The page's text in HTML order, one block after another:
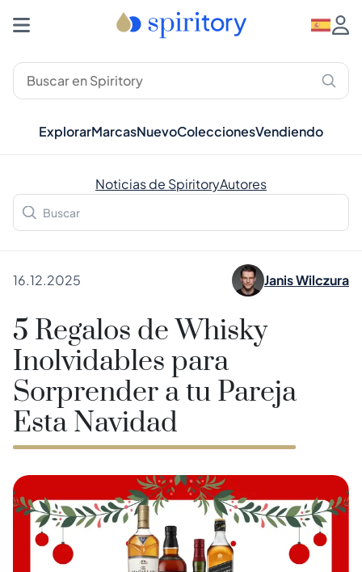
ExplorarMarcasNuevoColeccionesVendiendo
Noticias de SpiritoryAutores
16.12.2025 Janis Wilczura
5 Regalos de Whisky
Inolvidables para
Sorprender a tu Pareja
Esta Navidad